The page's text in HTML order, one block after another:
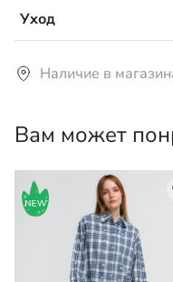
Кулирная гладь
Уход
Рекомендуется
средствами для
Наличие в
Вам может